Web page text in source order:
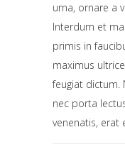
urna, ornare a
Interdum et
primis in
maximus
feugiat dictum.
nec porta
venenatis, erat